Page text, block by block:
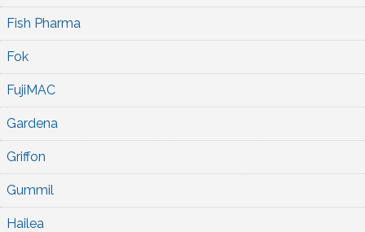
Fish Pharma
Fok
FujiMAC
Gardena
Griffon
Gummil
Hailea